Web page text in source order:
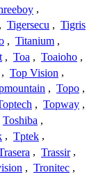
,
, Tigersecu , Tigris
, Titanium ,
, Toa , Toaioho ,
, Top Vision ,
, Topo ,
, Topway ,
Toshiba ,
, Tptek ,
, Trassir ,
, Tronitec ,